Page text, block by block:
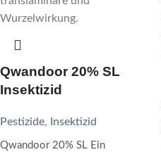
Qwandoor 20% SL
Insektizid
Pestizide, Insektizid
Qwandoor 20% SL Ein